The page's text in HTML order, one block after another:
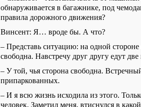
обнаруживается в багажнике, под
правила дорожного движения?
Винсент: Я… вроде бы. А что?
– Представь ситуацию: на одной
свободна. Навстречу друг другу едут
– У той, чья сторона свободна.
припаркованных.
– И я всю жизнь исходила из этого.
человек. Заметил меня, втиснулся в